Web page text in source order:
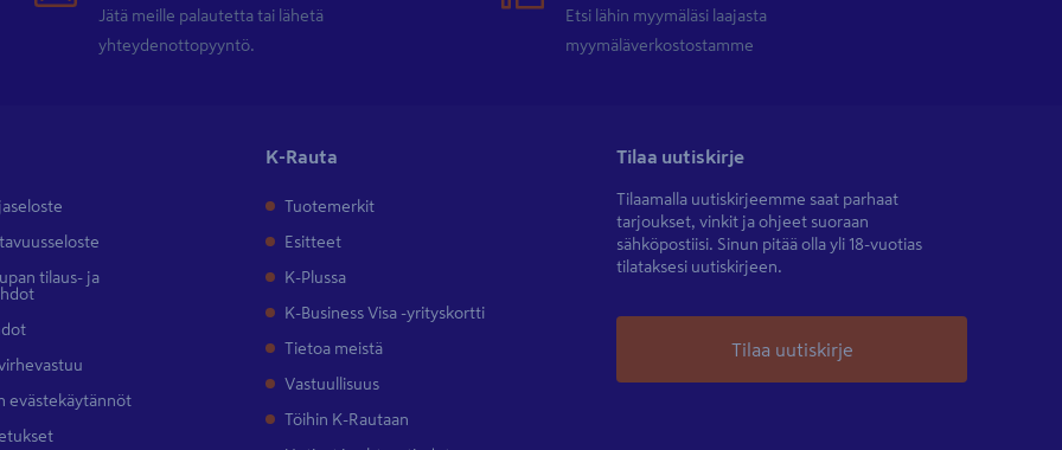
Jätä meille palautetta tai lähetä
yhteydenottopyyntö.
Etsi lähin myymäläsi laajasta
myymäläverkostostamme
tilaus- ja
evästekäytännöt
K-Rauta
Tuotemerkit
Esitteet
K-Plussa
K-Business Visa -yrityskortti
Tietoa meistä
Vastuullisuus
Töihin K-Rautaan
Tilaa uutiskirje
Tilaamalla uutiskirjeemme saat parhaat
tarjoukset, vinkit ja ohjeet suoraan
sähköpostiisi. Sinun pitää olla yli 18-vuotias
tilataksesi uutiskirjeen.
Tilaa uutiskirje